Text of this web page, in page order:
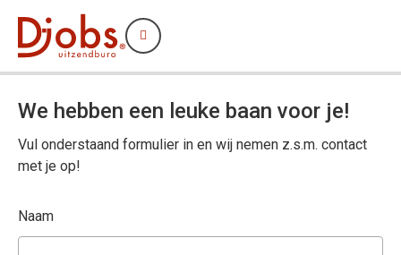
We hebben een leuke baan voor je!
Vul onderstaand formulier in en wij nemen z.s.m. contact
met je op!
Naam